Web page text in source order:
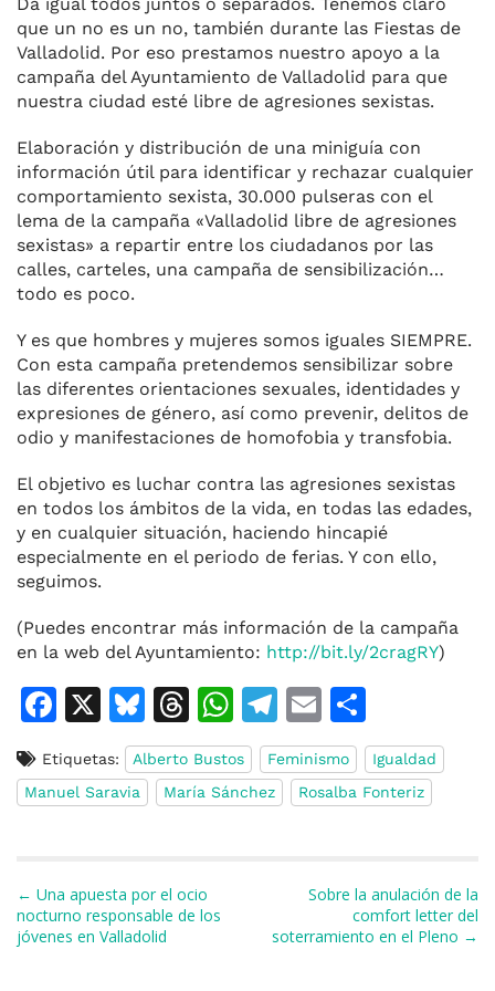
que un no es un no, también durante las Fiestas de
Valladolid. Por eso prestamos nuestro apoyo a la
campaña del Ayuntamiento de Valladolid para que
nuestra ciudad esté libre de agresiones sexistas.
Elaboración y distribución de una miniguía con
información útil para identificar y rechazar cualquier
comportamiento sexista, 30.000 pulseras con el
lema de la campaña «Valladolid libre de agresiones
sexistas» a repartir entre los ciudadanos por las
calles, carteles, una campaña de sensibilización…
todo es poco.
Y es que hombres y mujeres somos iguales SIEMPRE.
Con esta campaña pretendemos sensibilizar sobre
las diferentes orientaciones sexuales, identidades y
expresiones de género, así como prevenir, delitos de
odio y manifestaciones de homofobia y transfobia.
El objetivo es luchar contra las agresiones sexistas
en todos los ámbitos de la vida, en todas las edades,
y en cualquier situación, haciendo hincapié
especialmente en el periodo de ferias. Y con ello,
seguimos.
(Puedes encontrar más información de la campaña
en la web del Ayuntamiento: http://bit.ly/2cragRY)
F
c
e
o
o
k
X
Bl
u
e
s
y
T
h
re
a
s
W
h
at
s
T
el
e
gr
m
E
m
ai
l
o
m
p
ti
r
Etiquetas: Alberto Bustos Feminismo
Igualdad
Manuel Saravia
María Sánchez Rosalba Fonteriz
Navegación de entradas
← Una apuesta por el ocio
nocturno responsable de los
jóvenes en Valladolid
Sobre la anulación de la
comfort letter del
soterramiento en el Pleno →